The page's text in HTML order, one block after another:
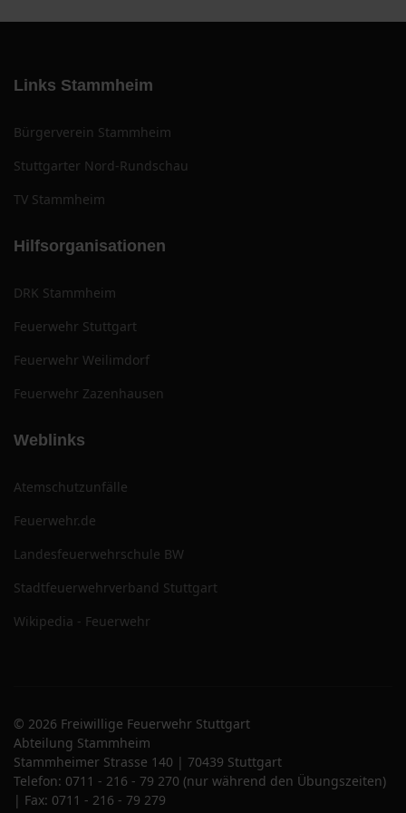
Links Stammheim
Bürgerverein Stammheim
Stuttgarter Nord-Rundschau
TV Stammheim
Hilfsorganisationen
DRK Stammheim
Feuerwehr Stuttgart
Feuerwehr Weilimdorf
Feuerwehr Zazenhausen
Weblinks
Atemschutzunfälle
Feuerwehr.de
Landesfeuerwehrschule BW
Stadtfeuerwehrverband Stuttgart
Wikipedia - Feuerwehr
© 2026 Freiwillige Feuerwehr Stuttgart
Abteilung Stammheim
Stammheimer Strasse 140 | 70439 Stuttgart
Telefon: 0711 - 216 - 79 270 (nur während den Übungszeiten)
| Fax: 0711 - 216 - 79 279